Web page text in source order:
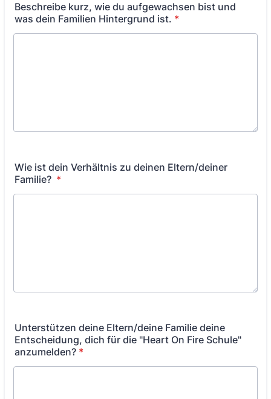
Beschreibe kurz, wie du aufgewachsen bist und
was dein Familien Hintergrund ist. *
Wie ist dein Verhältnis zu deinen Eltern/deiner
Familie? *
Unterstützen deine Eltern/deine Familie deine
Entscheidung, dich für die "Heart On Fire Schule"
anzumelden? *